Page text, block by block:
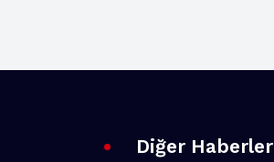
Diğer Haberler